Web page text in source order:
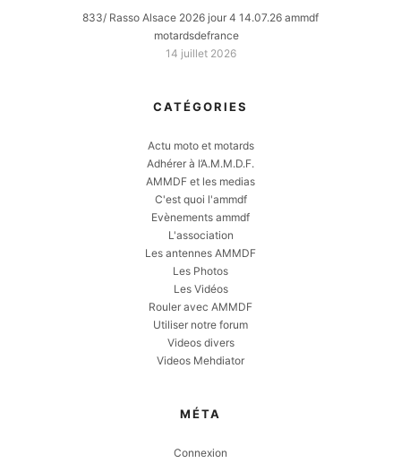
833/ Rasso Alsace 2026 jour 4 14.07.26 ammdf
motardsdefrance
14 juillet 2026
CATÉGORIES
Actu moto et motards
Adhérer à l’A.M.M.D.F.
AMMDF et les medias
C'est quoi l'ammdf
Evènements ammdf
L'association
Les antennes AMMDF
Les Photos
Les Vidéos
Rouler avec AMMDF
Utiliser notre forum
Videos divers
Videos Mehdiator
MÉTA
Connexion